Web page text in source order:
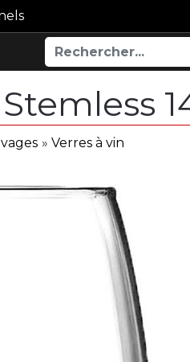
» Verres à vin